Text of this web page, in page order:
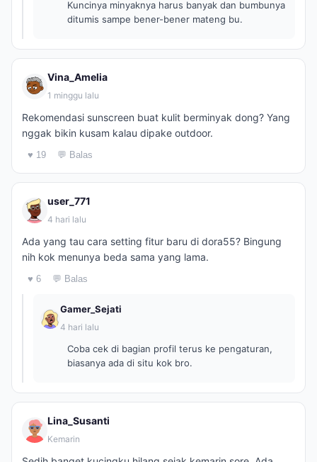
Kuncinya minyaknya harus banyak dan bumbunya
ditumis sampe bener-bener mateng bu.
Vina_Amelia
1 minggu lalu
Rekomendasi sunscreen buat kulit berminyak dong? Yang
nggak bikin kusam kalau dipake outdoor.
♥ 19 💬 Balas
user_771
4 hari lalu
Ada yang tau cara setting fitur baru di dora55? Bingung
nih kok menunya beda sama yang lama.
♥ 6 💬 Balas
Gamer_Sejati
4 hari lalu
Coba cek di bagian profil terus ke pengaturan,
biasanya ada di situ kok bro.
Lina_Susanti
Kemarin